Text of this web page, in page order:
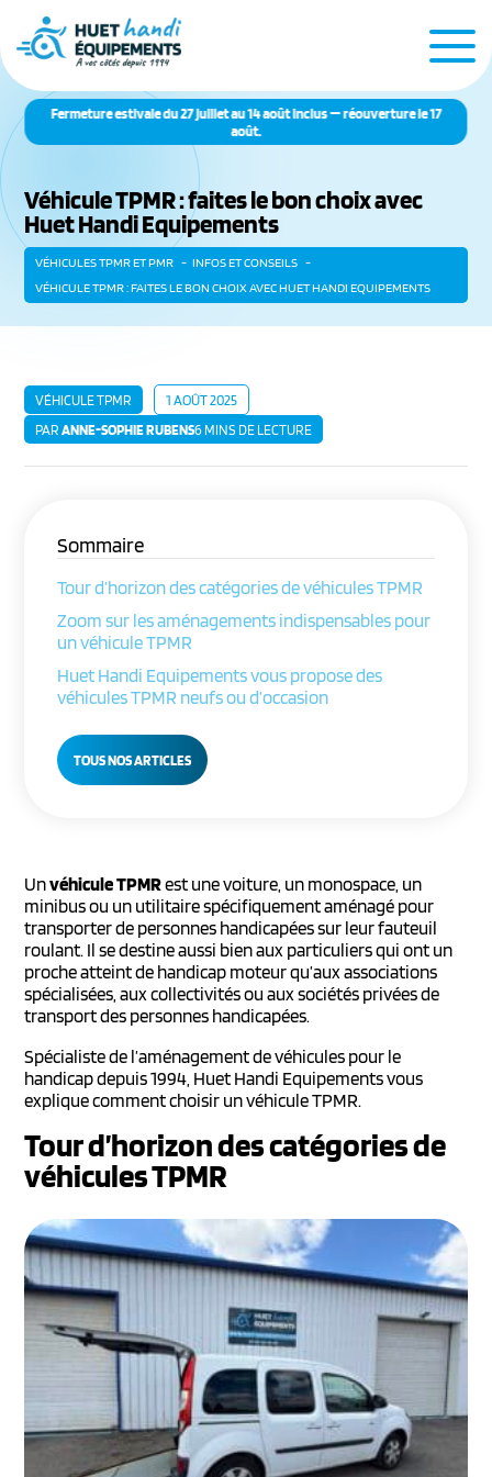
Fermeture estivale du 27 juillet au 14 août inclus — réouverture le 17
août.
Véhicule TPMR : faites le bon choix avec
Huet Handi Equipements
VÉHICULES TPMR ET PMR
INFOS ET CONSEILS
VÉHICULE TPMR : FAITES LE BON CHOIX AVEC HUET HANDI EQUIPEMENTS
VÉHICULE TPMR
1 AOÛT 2025
PARANNE-SOPHIE RUBENS6 MINS DE LECTURE
Sommaire
Tour d’horizon des catégories de véhicules TPMR
Zoom sur les aménagements indispensables pour
un véhicule TPMR
Huet Handi Equipements vous propose des
véhicules TPMR neufs ou d’occasion
TOUS NOS ARTICLES
Unvéhicule TPMRest une voiture, un monospace, un
minibus ou un utilitaire spécifiquement aménagé pour
transporter de personnes handicapées sur leur fauteuil
roulant. Il se destine aussi bien aux particuliers qui ont un
proche atteint de handicap moteur qu’aux associations
spécialisées, aux collectivités ou aux sociétés privées de
transport des personnes handicapées.
Spécialiste de l’aménagement de véhicules pour le
handicap depuis 1994, Huet Handi Equipements vous
explique comment choisir un véhicule TPMR.
Tour d’horizon des catégories de
véhicules TPMR